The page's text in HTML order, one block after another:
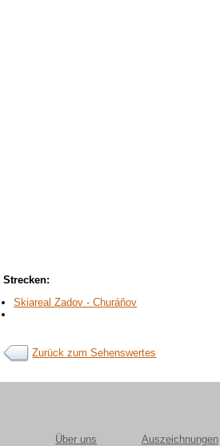
Strecken:
Skiareal Zadov - Churáňov
Zurück zum Sehenswertes
Über uns Auszeichnungen